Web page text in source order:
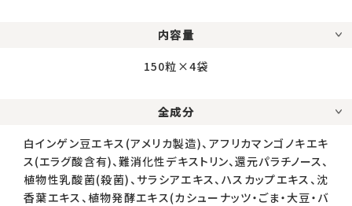
内容量
150粒×4袋
全成分
白インゲン豆エキス(アメリカ製造)、アフリカマンゴノキエキ
ス(エラグ酸含有)、難消化性デキストリン、還元パラチノース、
植物性乳酸菌(殺菌)、サラシアエキス、ハスカップエキス、沈
香葉エキス、植物発酵エキス(カシューナッツ・ごま・大豆・バ